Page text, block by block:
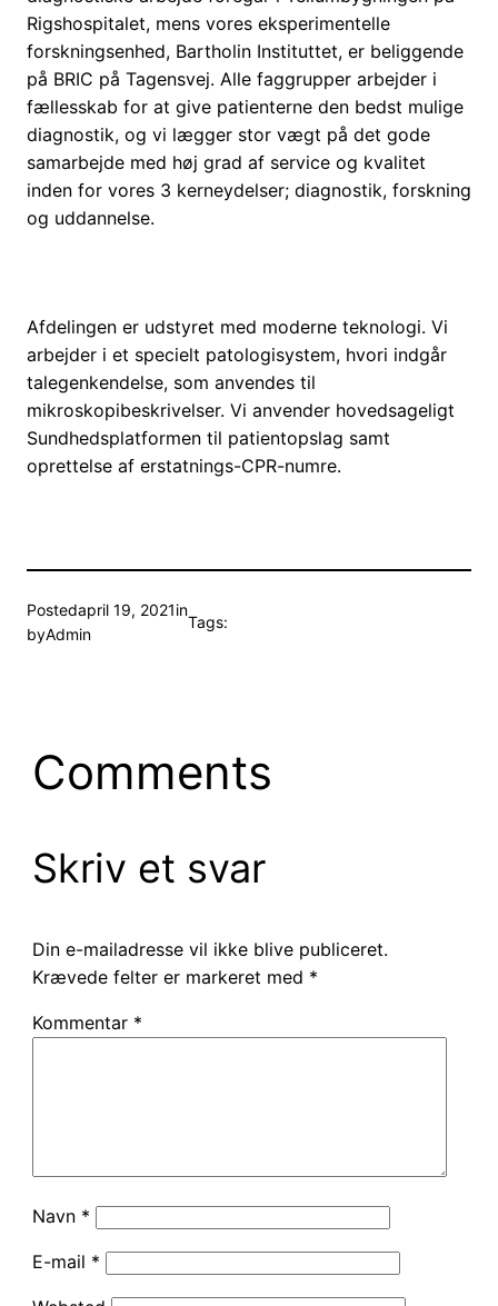
Rigshospitalet, mens vores eksperimentelle
forskningsenhed, Bartholin Instituttet, er beliggende
på BRIC på Tagensvej. Alle faggrupper arbejder i
fællesskab for at give patienterne den bedst mulige
diagnostik, og vi lægger stor vægt på det gode
samarbejde med høj grad af service og kvalitet
inden for vores 3 kerneydelser; diagnostik, forskning
og uddannelse.
Afdelingen er udstyret med moderne teknologi. Vi
arbejder i et specielt patologisystem, hvori indgår
talegenkendelse, som anvendes til
mikroskopibeskrivelser. Vi anvender hovedsageligt
Sundhedsplatformen til patientopslag samt
oprettelse af erstatnings-CPR-numre.
Postedapril 19, 2021in
byAdmin
Tags:
Comments
Skriv et svar
Din e-mailadresse vil ikke blive publiceret.
Krævede felter er markeret med *
Kommentar *
Navn *
E-mail *